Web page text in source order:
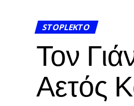
STOPLEKTO
Τον
Αετός